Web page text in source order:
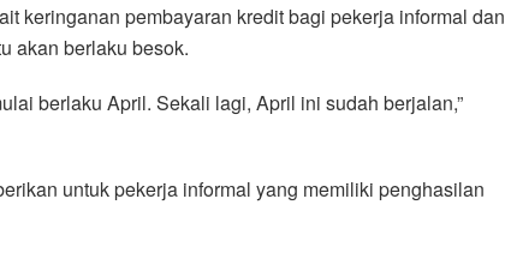
keringanan pembayaran kredit bagi pekerja informal dan
akan berlaku besok.
berlaku April. Sekali lagi, April ini sudah berjalan,”
untuk pekerja informal yang memiliki penghasilan